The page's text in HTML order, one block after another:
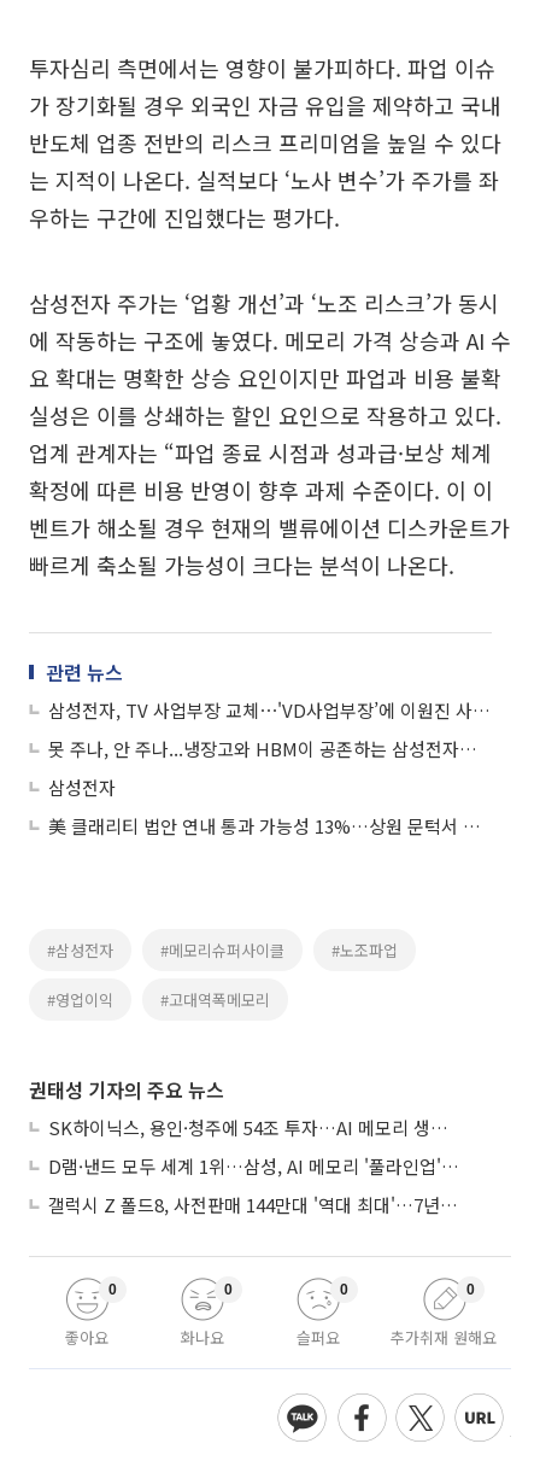
투자심리 측면에서는 영향이 불가피하다. 파업 이슈
가 장기화될 경우 외국인 자금 유입을 제약하고 국내
반도체 업종 전반의 리스크 프리미엄을 높일 수 있다
는 지적이 나온다. 실적보다 ‘노사 변수’가 주가를 좌
우하는 구간에 진입했다는 평가다.
삼성전자 주가는 ‘업황 개선’과 ‘노조 리스크’가 동시
에 작동하는 구조에 놓였다. 메모리 가격 상승과 AI 수
요 확대는 명확한 상승 요인이지만 파업과 비용 불확
실성은 이를 상쇄하는 할인 요인으로 작용하고 있다.
업계 관계자는 “파업 종료 시점과 성과급·보상 체계
확정에 따른 비용 반영이 향후 과제 수준이다. 이 이
벤트가 해소될 경우 현재의 밸류에이션 디스카운트가
빠르게 축소될 가능성이 크다는 분석이 나온다.
관련 뉴스
삼성전자, TV 사업부장 교체⋯'VD사업부장’에 이원진 사장 선임
못 주나, 안 주나...냉장고와 HBM이 공존하는 삼성전자의 성과급 딜레마
삼성전자
美 클래리티 법안 연내 통과 가능성 13%…상원 문턱서 제동
#삼성전자 #메모리슈퍼사이클 #노조파업
#영업이익 #고대역폭메모리
권태성 기자의 주요 뉴스
SK하이닉스, 용인·청주에 54조 투자…AI 메모리 생산기지 키운다
D램·낸드 모두 세계 1위…삼성, AI 메모리 '풀라인업'으로 승부
갤럭시 Z 폴드8, 사전판매 144만대 '역대 최대'…7년만에 갤노트10 기록 넘어
좋아요
0
화나요
0
슬퍼요
0
추가취재 원해요
0